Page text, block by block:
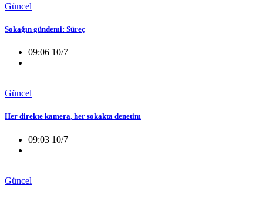
Güncel
Sokağın gündemi: Süreç
09:06 10/7
Güncel
Her direkte kamera, her sokakta denetim
09:03 10/7
Güncel